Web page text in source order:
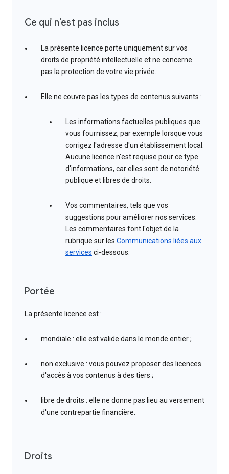
Ce qui n'est pas inclus
La présente licence porte uniquement sur vos
droits de propriété intellectuelle et ne concerne
pas la protection de votre vie privée.
Elle ne couvre pas les types de contenus suivants :
Les informations factuelles publiques que
vous fournissez, par exemple lorsque vous
corrigez l'adresse d'un établissement local.
Aucune licence n'est requise pour ce type
d'informations, car elles sont de notoriété
publique et libres de droits.
Vos commentaires, tels que vos
suggestions pour améliorer nos services.
Les commentaires font l'objet de la
rubrique sur les Communications liées aux
services ci-dessous.
Portée
La présente licence est :
mondiale : elle est valide dans le monde entier ;
non exclusive : vous pouvez proposer des licences
d'accès à vos contenus à des tiers ;
libre de droits : elle ne donne pas lieu au versement
d'une contrepartie financière.
Droits